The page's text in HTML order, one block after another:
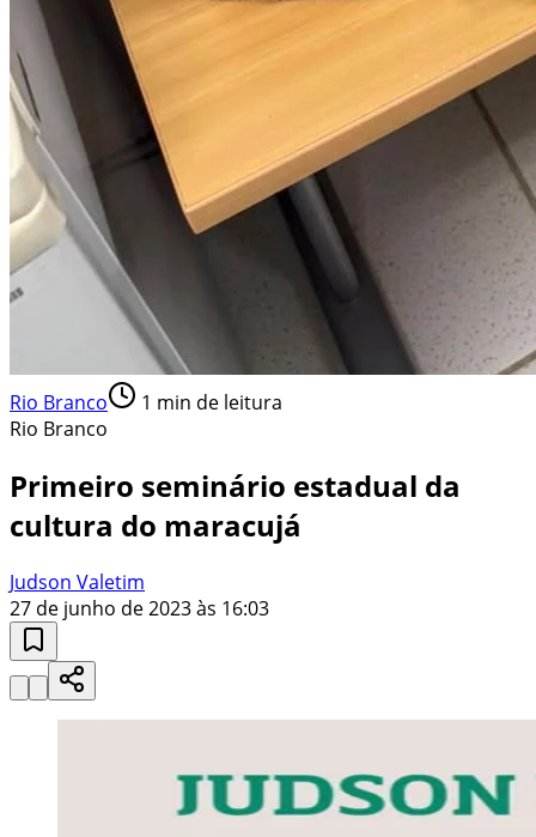
Rio Branco 1 min de leitura
Rio Branco
Primeiro seminário estadual da
cultura do maracujá
Judson Valetim
27 de junho de 2023 às 16:03